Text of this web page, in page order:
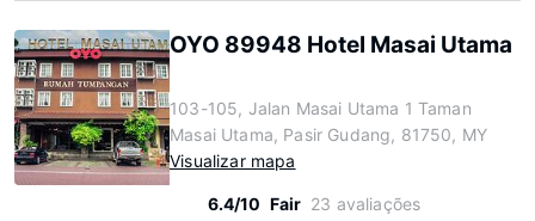
OYO 89948 Hotel Masai Utama
103-105, Jalan Masai Utama 1 Taman
Masai Utama, Pasir Gudang, 81750, MY
Visualizar mapa
6.4/10 Fair 23 avaliações